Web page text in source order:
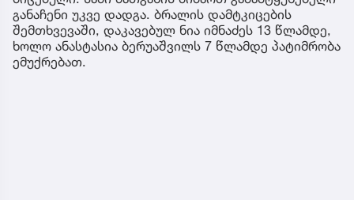
განაჩენი უკვე დადგა. ბრალის დამტკიცების
შემთხვევაში, დაკავებულ ნია იმნაძეს 13 წლამდე,
ხოლო ანასტასია ბერუაშვილს 7 წლამდე პატიმრობა
ემუქრებათ.